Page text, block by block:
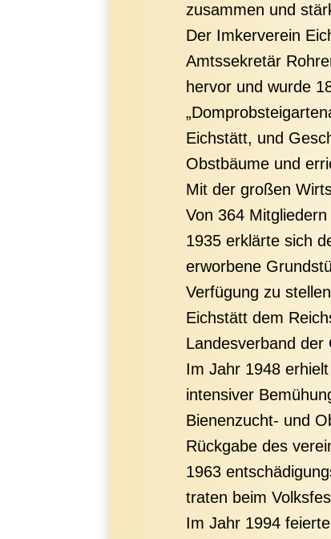
zusammen und
Der Imkerverein
Amtssekretär
hervor und wurde
Eichstätt, und
Obstbäume und
Mit der großen
Von 364
1935 erklärte sich
erworbene
Verfügung zu
Eichstätt dem
Landesverband der
Im Jahr 1948
intensiver
Bienenzucht- und
Rückgabe des
1963
traten beim
Im Jahr 1994